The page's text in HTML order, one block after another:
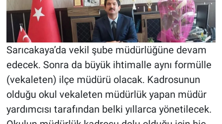
Sarıcakaya’da vekil şube müdürlüğüne devam
edecek. Sonra da büyük ihtimalle aynı formülle
(vekaleten) ilçe müdürü olacak. Kadrosunun
olduğu okul vekaleten müdürlük yapan müdür
yardımcısı tarafından belki yıllarca yönetilecek.